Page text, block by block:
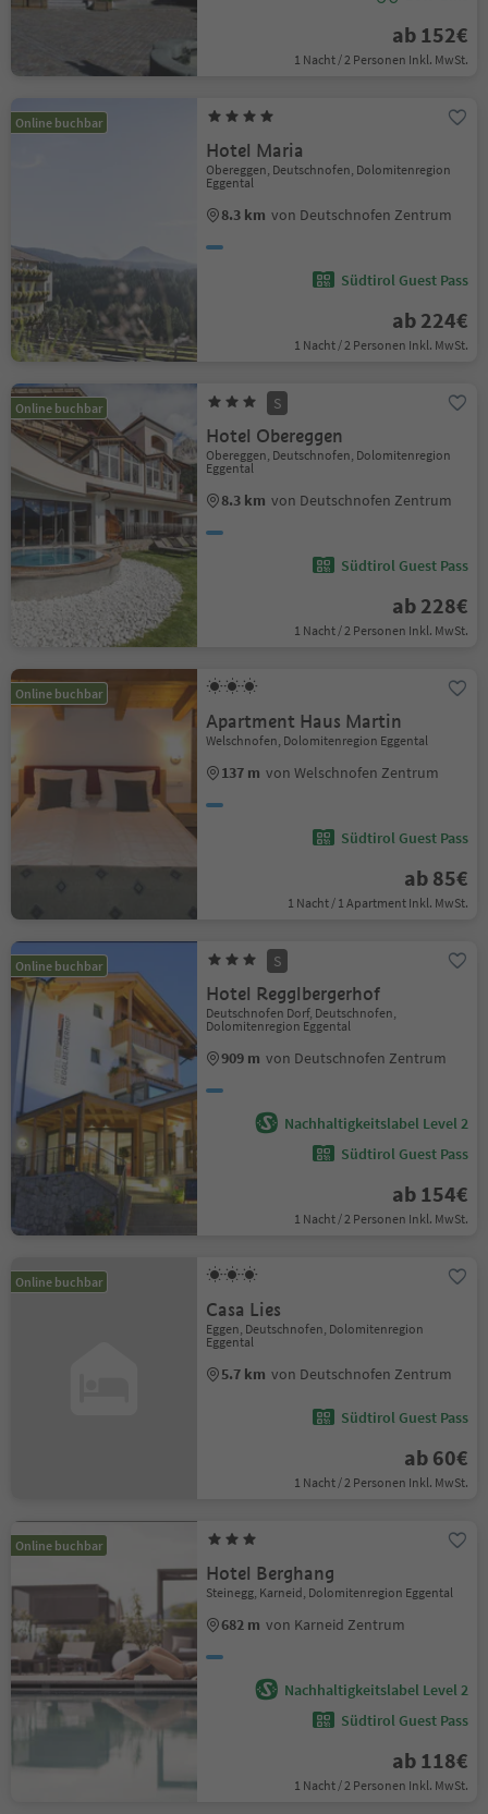
ab 152€
1 Nacht / 2 Personen Inkl. MwSt.
Online buchbar
Hotel Maria
Obereggen, Deutschnofen, Dolomitenregion
Eggental
8.3 km von Deutschnofen Zentrum
Südtirol Guest Pass
ab 224€
1 Nacht / 2 Personen Inkl. MwSt.
Online buchbar S
Hotel Obereggen
Obereggen, Deutschnofen, Dolomitenregion
Eggental
8.3 km von Deutschnofen Zentrum
Südtirol Guest Pass
ab 228€
1 Nacht / 2 Personen Inkl. MwSt.
Online buchbar
Apartment Haus Martin
Welschnofen, Dolomitenregion Eggental
137 m von Welschnofen Zentrum
Südtirol Guest Pass
ab 85€
1 Nacht / 1 Apartment Inkl. MwSt.
Online buchbar S
Hotel Regglbergerhof
Deutschnofen Dorf, Deutschnofen,
Dolomitenregion Eggental
909 m von Deutschnofen Zentrum
Nachhaltigkeitslabel Level 2
Südtirol Guest Pass
ab 154€
1 Nacht / 2 Personen Inkl. MwSt.
Online buchbar
Casa Lies
Eggen, Deutschnofen, Dolomitenregion
Eggental
5.7 km von Deutschnofen Zentrum
Südtirol Guest Pass
ab 60€
1 Nacht / 2 Personen Inkl. MwSt.
Online buchbar
Hotel Berghang
Steinegg, Karneid, Dolomitenregion Eggental
682 m von Karneid Zentrum
Nachhaltigkeitslabel Level 2
Südtirol Guest Pass
ab 118€
1 Nacht / 2 Personen Inkl. MwSt.